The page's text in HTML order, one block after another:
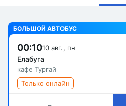
БОЛЬШОЙ АВТОБУС
00:1010 авг., пн
Елабуга
кафе Тургай
Только онлайн